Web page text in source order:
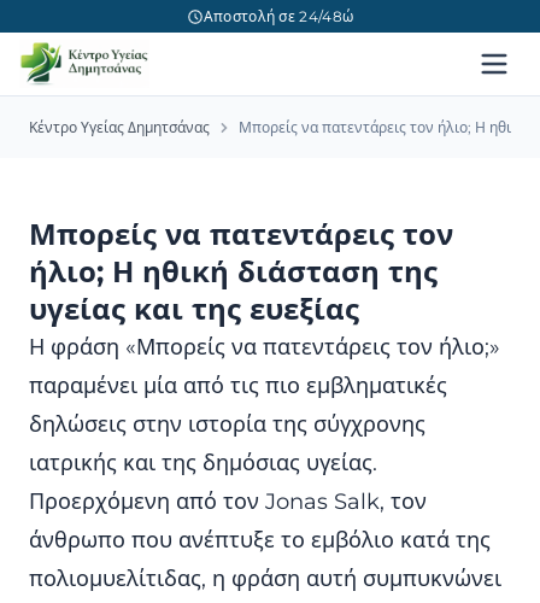
Αποστολή σε 24/48ώ
Κέντρο Υγείας Δημητσάνας Μπορείς να πατεντάρεις τον ήλιο; Η ηθική
Μπορείς να πατεντάρεις τον
ήλιο; Η ηθική διάσταση της
υγείας και της ευεξίας
Η φράση «Μπορείς να πατεντάρεις τον ήλιο;»
παραμένει μία από τις πιο εμβληματικές
δηλώσεις στην ιστορία της σύγχρονης
ιατρικής και της δημόσιας υγείας.
Προερχόμενη από τον Jonas Salk, τον
άνθρωπο που ανέπτυξε το εμβόλιο κατά της
πολιομυελίτιδας, η φράση αυτή συμπυκνώνει